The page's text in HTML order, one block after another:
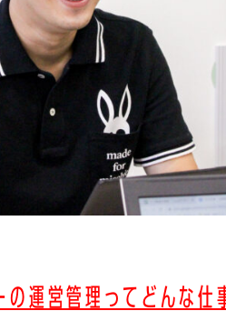
の運営管理ってどんな仕